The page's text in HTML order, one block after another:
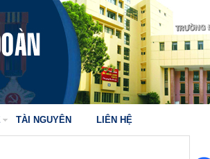
TÀI NGUYÊN LIÊN HỆ